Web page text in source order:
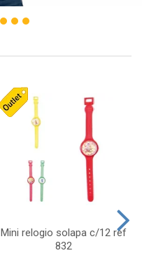
Mini relogio solapa c/12 ref
832